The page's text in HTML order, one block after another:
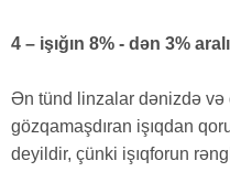
4 – işığın 8% - dən 3%
Ən tünd linzalar dənizdə və
gözqamaşdıran işıqdan
deyildir, çünki işıqforun